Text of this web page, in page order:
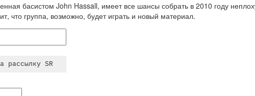
басистом John Hassall, имеет все шансы собрать в 2010 году
что группа, возможно, будет играть и новый материал.